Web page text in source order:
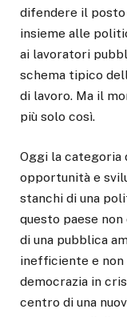
difendere il posto
insieme alle
ai lavoratori
schema tipico
di lavoro. Ma il
più solo così.
Oggi la categoria
opportunità e
stanchi di una
questo paese
di una pubblica
inefficiente e non
democrazia in
centro di una